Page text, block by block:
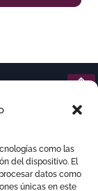
como las
del dispositivo. El
datos como
únicas en este